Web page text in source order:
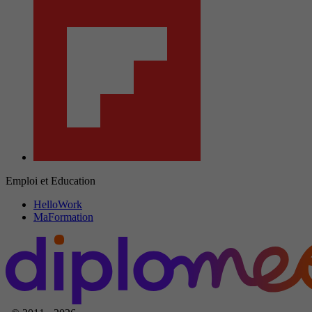
Emploi et Education
HelloWork
MaFormation